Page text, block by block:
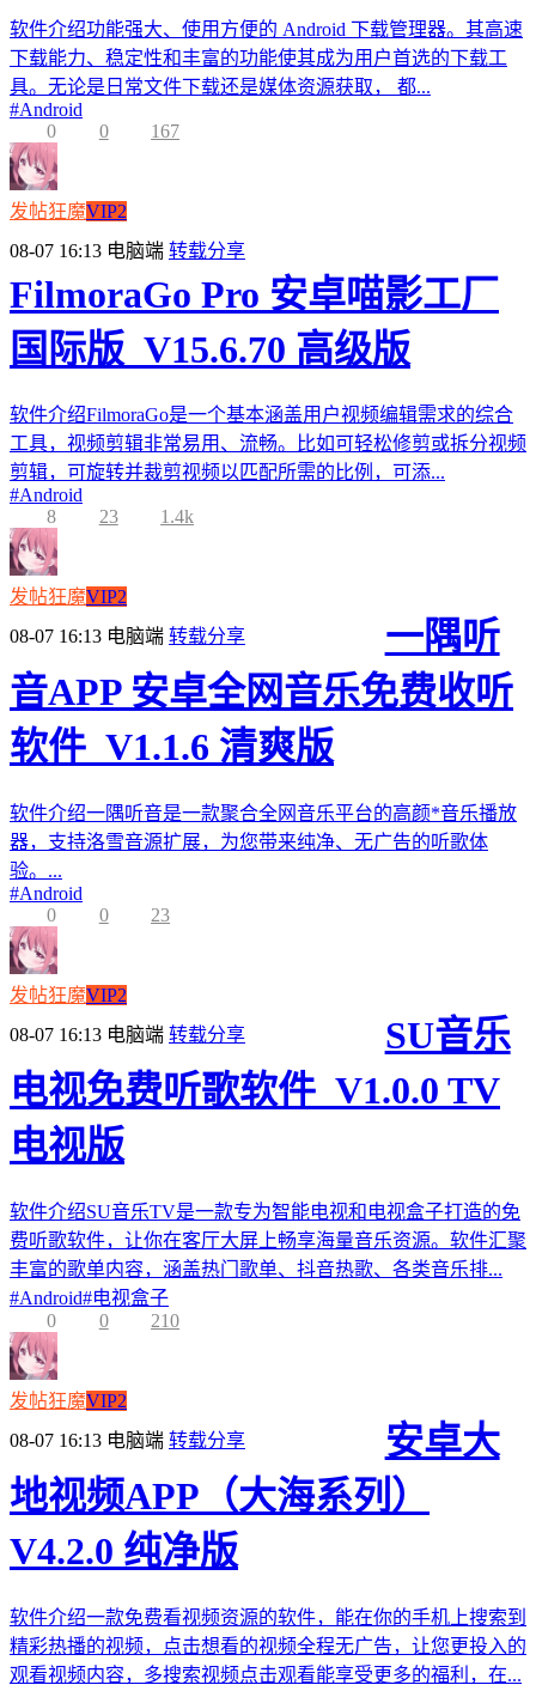
软件介绍功能强大、使用方便的 Android 下载管理器。其高速
下载能力、稳定性和丰富的功能使其成为用户首选的下载工
具。无论是日常文件下载还是媒体资源获取， 都...
#Android
0
0 167
发帖狂魔VIP2
08-07 16:13 电脑端 转载分享
FilmoraGo Pro 安卓喵影工厂
国际版_V15.6.70 高级版
软件介绍FilmoraGo是一个基本涵盖用户视频编辑需求的综合
工具，视频剪辑非常易用、流畅。比如可轻松修剪或拆分视频
剪辑，可旋转并裁剪视频以匹配所需的比例，可添...
#Android
8
23 1.4k
发帖狂魔VIP2
08-07 16:13 电脑端 转载分享
一隅听
音APP 安卓全网音乐免费收听
软件_V1.1.6 清爽版
软件介绍一隅听音是一款聚合全网音乐平台的高颜*音乐播放
器，支持洛雪音源扩展，为您带来纯净、无广告的听歌体
验。...
#Android
0
0 23
发帖狂魔VIP2
08-07 16:13 电脑端 转载分享
SU音乐
电视免费听歌软件_V1.0.0 TV
电视版
软件介绍SU音乐TV是一款专为智能电视和电视盒子打造的免
费听歌软件，让你在客厅大屏上畅享海量音乐资源。软件汇聚
丰富的歌单内容，涵盖热门歌单、抖音热歌、各类音乐排...
#Android#电视盒子
0
0 210
发帖狂魔VIP2
08-07 16:13 电脑端 转载分享
安卓大
地视频APP（大海系列）
V4.2.0 纯净版
软件介绍一款免费看视频资源的软件，能在你的手机上搜索到
精彩热播的视频，点击想看的视频全程无广告，让您更投入的
观看视频内容，多搜索视频点击观看能享受更多的福利，在...